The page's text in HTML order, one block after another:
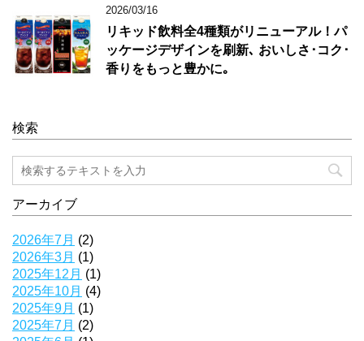
2026/03/16
リキッド飲料全4種類がリニューアル！パ
ッケージデザインを刷新､ おいしさ･コク･
香りをもっと豊かに｡
検索
アーカイブ
2026年7月 (2)
2026年3月 (1)
2025年12月 (1)
2025年10月 (4)
2025年9月 (1)
2025年7月 (2)